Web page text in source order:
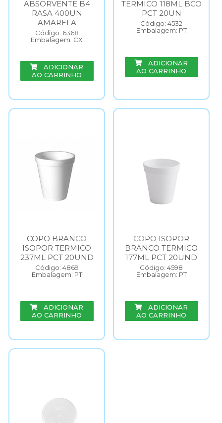
ABSORVENTE B4
RASA 400UN
AMARELA
Código: 6368
Embalagem: CX
ADICIONAR
AO CARRINHO
TERMICO 118ML BCO
PCT 20UN
Código: 4532
Embalagem: PT
ADICIONAR
AO CARRINHO
COPO BRANCO
ISOPOR TERMICO
237ML PCT 20UND
Código: 4869
Embalagem: PT
ADICIONAR
AO CARRINHO
COPO ISOPOR
BRANCO TERMICO
177ML PCT 20UND
Código: 4598
Embalagem: PT
ADICIONAR
AO CARRINHO